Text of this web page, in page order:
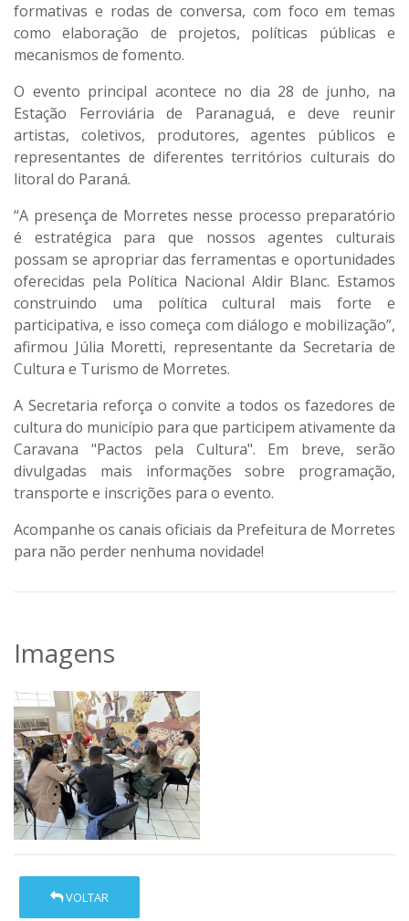
formativas e rodas de conversa, com foco em temas
como elaboração de projetos, políticas públicas e
mecanismos de fomento.
O evento principal acontece no dia 28 de junho, na
Estação Ferroviária de Paranaguá, e deve reunir
artistas, coletivos, produtores, agentes públicos e
representantes de diferentes territórios culturais do
litoral do Paraná.
“A presença de Morretes nesse processo preparatório
é estratégica para que nossos agentes culturais
possam se apropriar das ferramentas e oportunidades
oferecidas pela Política Nacional Aldir Blanc. Estamos
construindo uma política cultural mais forte e
participativa, e isso começa com diálogo e mobilização”,
afirmou Júlia Moretti, representante da Secretaria de
Cultura e Turismo de Morretes.
A Secretaria reforça o convite a todos os fazedores de
cultura do município para que participem ativamente da
Caravana "Pactos pela Cultura". Em breve, serão
divulgadas mais informações sobre programação,
transporte e inscrições para o evento.
Acompanhe os canais oficiais da Prefeitura de Morretes
para não perder nenhuma novidade!
Imagens
VOLTAR